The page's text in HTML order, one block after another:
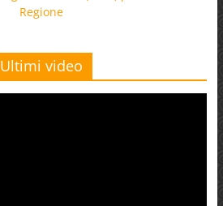
Regione
Ultimi video